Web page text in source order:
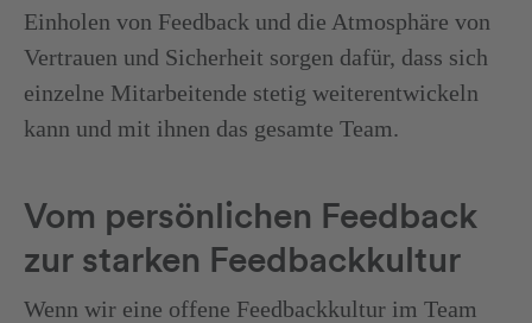
Einholen von Feedback und die Atmosphäre von
Vertrauen und Sicherheit sorgen dafür, dass sich
einzelne Mitarbeitende stetig weiterentwickeln
kann und mit ihnen das gesamte Team.
Vom persönlichen Feedback
zur starken Feedbackkultur
Wenn wir eine offene Feedbackkultur im Team